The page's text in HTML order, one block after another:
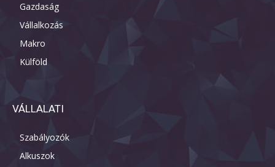
Gazdaság
Vállalkozás
Makro
Külföld
VÁLLALATI
Szabályozók
Alkuszok